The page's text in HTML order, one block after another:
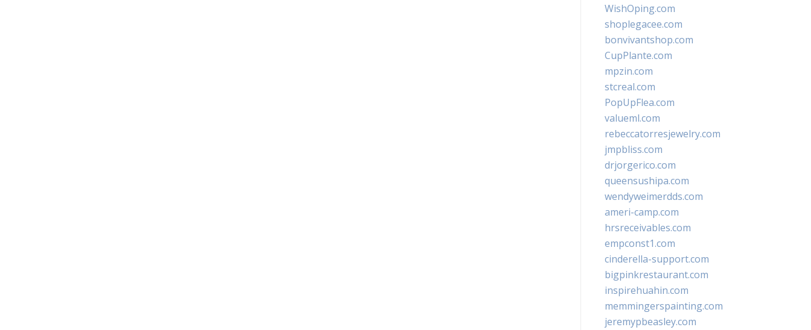
WishOping.com
shoplegacee.com
bonvivantshop.com
CupPlante.com
mpzin.com
stcreal.com
PopUpFlea.com
valueml.com
rebeccatorresjewelry.com
jmpbliss.com
drjorgerico.com
queensushipa.com
wendyweimerdds.com
ameri-camp.com
hrsreceivables.com
empconst1.com
cinderella-support.com
bigpinkrestaurant.com
inspirehuahin.com
memmingerspainting.com
jeremypbeasley.com